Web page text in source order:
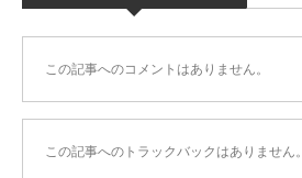
この記事へのコメントはありません。
この記事へのトラックバックはありません。